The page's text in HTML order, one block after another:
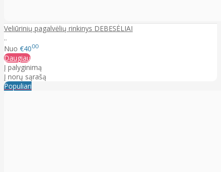
Veliūrinių pagalvėlių rinkinys DEBESĖLIAI
..
Nuo €4000
Daugiau
Į palyginimą
Į norų sąrašą
Populiari